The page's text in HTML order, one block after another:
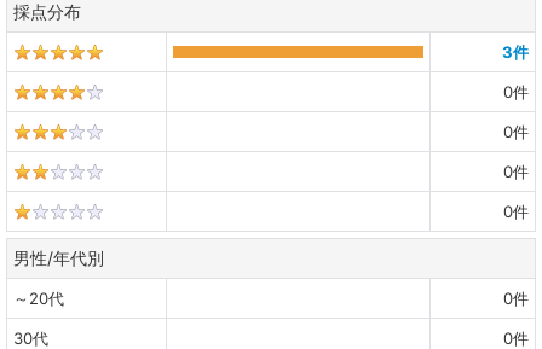
採点分布
3件
0件
0件
0件
0件
男性/年代別
～20代 0件
30代 0件